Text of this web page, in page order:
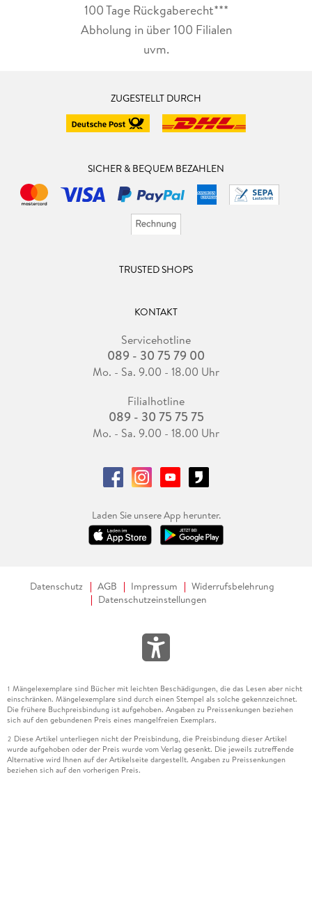
100 Tage Rückgaberecht***
Abholung in über 100 Filialen
uvm.
ZUGESTELLT DURCH
SICHER & BEQUEM BEZAHLEN
TRUSTED SHOPS
KONTAKT
Servicehotline
089 - 30 75 79 00
Mo. - Sa. 9.00 - 18.00 Uhr
Filialhotline
089 - 30 75 75 75
Mo. - Sa. 9.00 - 18.00 Uhr
Laden Sie unsere App herunter.
Datenschutz AGB Impressum
Widerrufsbelehrung
Datenschutzeinstellungen
1 Mängelexemplare sind Bücher mit leichten Beschädigungen, die das Lesen aber nicht
einschränken. Mängelexemplare sind durch einen Stempel als solche gekennzeichnet.
Die frühere Buchpreisbindung ist aufgehoben. Angaben zu Preissenkungen beziehen
sich auf den gebundenen Preis eines mangelfreien Exemplars.
2 Diese Artikel unterliegen nicht der Preisbindung, die Preisbindung dieser Artikel
wurde aufgehoben oder der Preis wurde vom Verlag gesenkt. Die jeweils zutreffende
Alternative wird Ihnen auf der Artikelseite dargestellt. Angaben zu Preissenkungen
beziehen sich auf den vorherigen Preis.